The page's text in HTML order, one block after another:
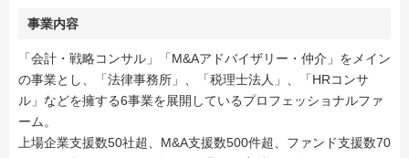
事業内容
「会計・戦略コンサル」「M&Aアドバイザリー・仲介」をメイン
の事業とし、「法律事務所」、「税理士法人」、「HRコンサ
ル」などを擁する6事業を展開しているプロフェッショナルファ
ーム。
上場企業支援数50社超、M&A支援数500件超、ファンド支援数70